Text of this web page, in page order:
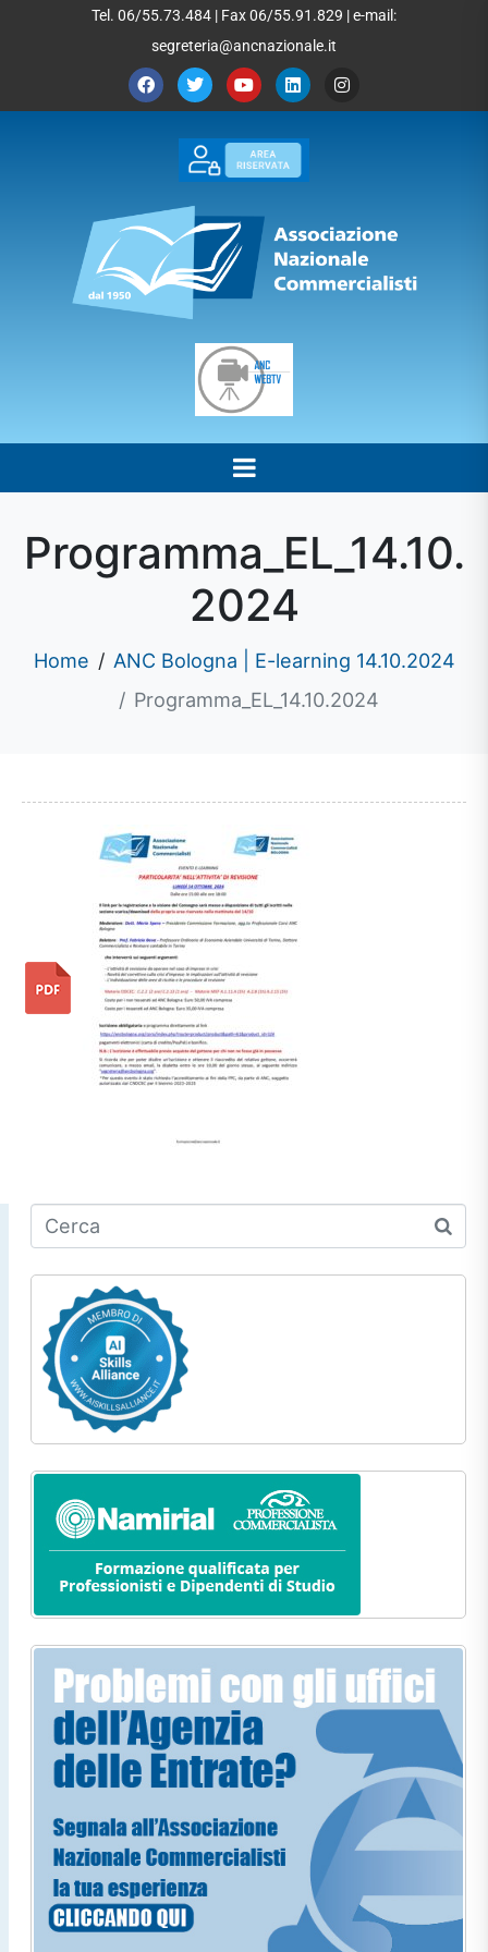
Tel. 06/55.73.484 | Fax 06/55.91.829 | e-mail:
segreteria@ancnazionale.it
Programma_EL_14.10.
2024
Home
ANC Bologna | E-learning 14.10.2024
Programma_EL_14.10.2024